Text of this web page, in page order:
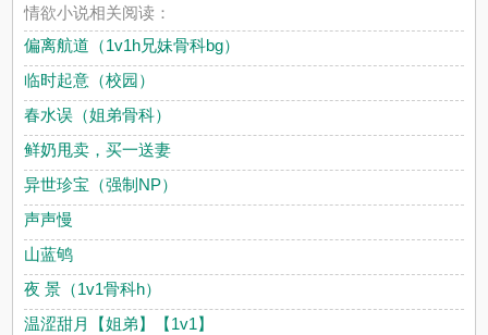
情欲小说相关阅读：
偏离航道（1v1h兄妹骨科bg）
临时起意（校园）
春水误（姐弟骨科）
鲜奶甩卖，买一送妻
异世珍宝（强制NP）
声声慢
山蓝鸲
夜 景（1v1骨科h）
温涩甜月【姐弟】【1v1】